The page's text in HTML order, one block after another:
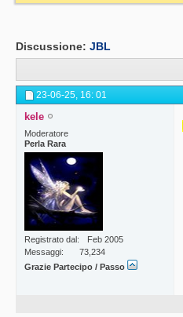
Discussione: JBL
23-06-25, 16: 01
kele
Moderatore
Perla Rara
Registrato dal
Feb 2005
Messaggi
73,234
Grazie Partecipo / Passo